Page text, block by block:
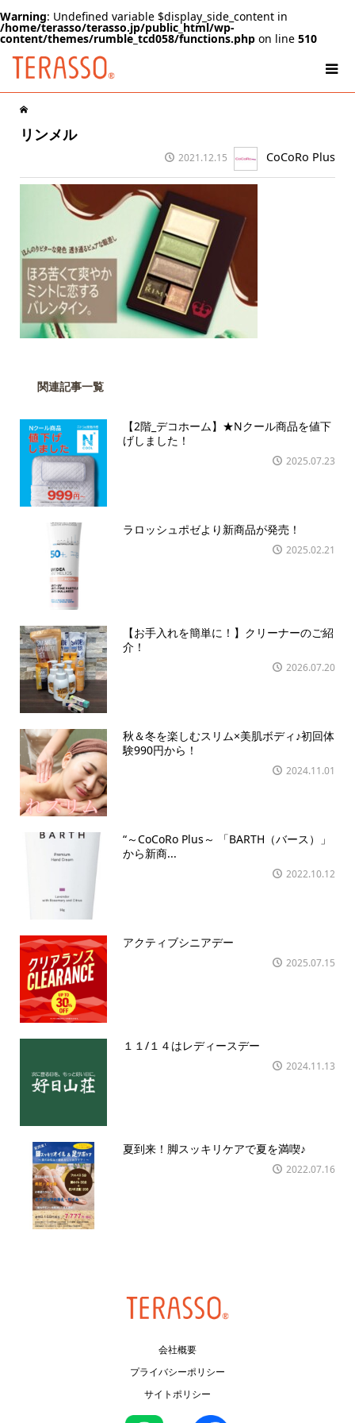
Warning: Undefined variable $display_side_content in
/home/terasso/terasso.jp/public_html/wp-
content/themes/rumble_tcd058/functions.php on line 510
リンメル
2021.12.15 CoCoRo Plus
関連記事一覧
【2階_デコホーム】★Nクール商品を値下
げしました！
2025.07.23
ラロッシュポゼより新商品が発売！
2025.02.21
【お手入れを簡単に！】クリーナーのご紹
介！
2026.07.20
秋＆冬を楽しむスリム×美肌ボディ♪初回体
験990円から！
2024.11.01
“～CoCoRo Plus～ 「BARTH（バース）」
から新商...
2022.10.12
アクティブシニアデー
2025.07.15
１１/１４はレディースデー
2024.11.13
夏到来！脚スッキリケアで夏を満喫♪
2022.07.16
会社概要
プライバシーポリシー
サイトポリシー